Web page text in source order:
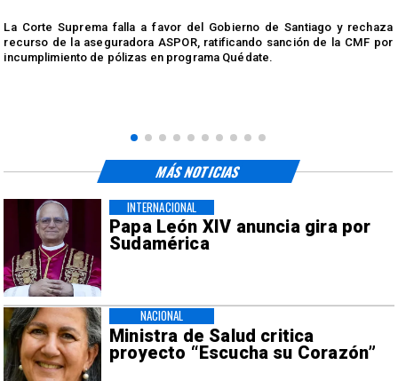
La Corte Suprema falla a favor del Gobierno de Santiago y rechaza
recurso de la aseguradora ASPOR, ratificando sanción de la CMF por
incumplimiento de pólizas en programa Quédate.
Papa León XIV anuncia gira por
Sudamérica
INTERNACIONAL
Ministra de Salud critica
proyecto “Escucha su Corazón”
NACIONAL
MÁS NOTICIAS